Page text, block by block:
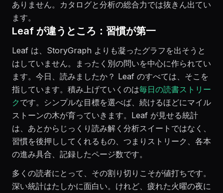
ありません。カタログと分析の総合力では抜きん出てい
ます。
Leaf が違うところ：習慣が第一
Leaf は、StoryGraph よりも凝ったグラフを出そうと
はしていません。まったく別の問いを中心に作られてい
ます。今日、読みましたか？ Leaf のすべては、そこを
指しています。積み上げていくのは毎日の読書ストリー
ク です。シンプルな目標を選べば、続けるほどにマイル
ストーンの木が育っていきます。Leaf が見せる統計
は、あとからじっくり読み解く分析スイートではなく、
習慣を後押ししてくれるもの、つまりストリーク、各本
の進み具合、記録したページ数です。
多くの読者にとって、その割り切りこそが値打ちです。
深い統計はたしかに面白い。けれど、疲れた火曜の夜に